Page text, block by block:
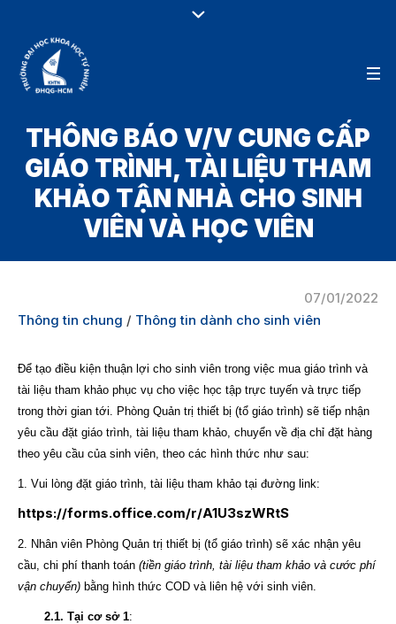
THÔNG BÁO V/V CUNG CẤP
GIÁO TRÌNH, TÀI LIỆU THAM
KHẢO TẬN NHÀ CHO SINH
VIÊN VÀ HỌC VIÊN
07/01/2022
Thông tin chung / Thông tin dành cho sinh viên
Để tạo điều kiện thuận lợi cho sinh viên trong việc mua giáo trình và
tài liệu tham khảo phục vụ cho việc học tập trực tuyến và trực tiếp
trong thời gian tới. Phòng Quản trị thiết bị (tổ giáo trình) sẽ tiếp nhận
yêu cầu đặt giáo trình, tài liệu tham khảo, chuyển về địa chỉ đặt hàng
theo yêu cầu của sinh viên, theo các hình thức như sau:
1. Vui lòng đặt giáo trình, tài liệu tham khảo tại đường link:
https://forms.office.com/r/A1U3szWRtS
2. Nhân viên Phòng Quản trị thiết bị (tổ giáo trình) sẽ xác nhận yêu
cầu, chi phí thanh toán (tiền giáo trình, tài liệu tham khảo và cước phí
vận chuyển) bằng hình thức COD và liên hệ với sinh viên.
2.1. Tại cơ sở 1: